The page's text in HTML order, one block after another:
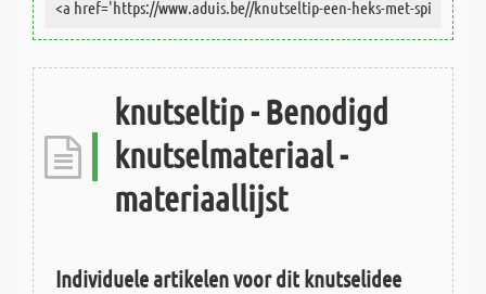
knutseltip - Benodigd
knutselmateriaal -
materiaallijst
Individuele artikelen voor dit knutselidee